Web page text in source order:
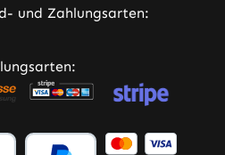
und Zahlungsarten: